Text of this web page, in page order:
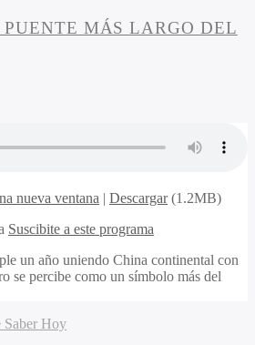
MÁS LARGO DEL
nueva ventana | Descargar(1.2MB)
Suscibite a este programa
un año uniendo China continental con
se percibe como un símbolo más del
Saber Hoy